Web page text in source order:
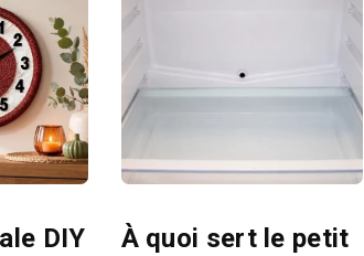
DIY
À quoi sert le petit